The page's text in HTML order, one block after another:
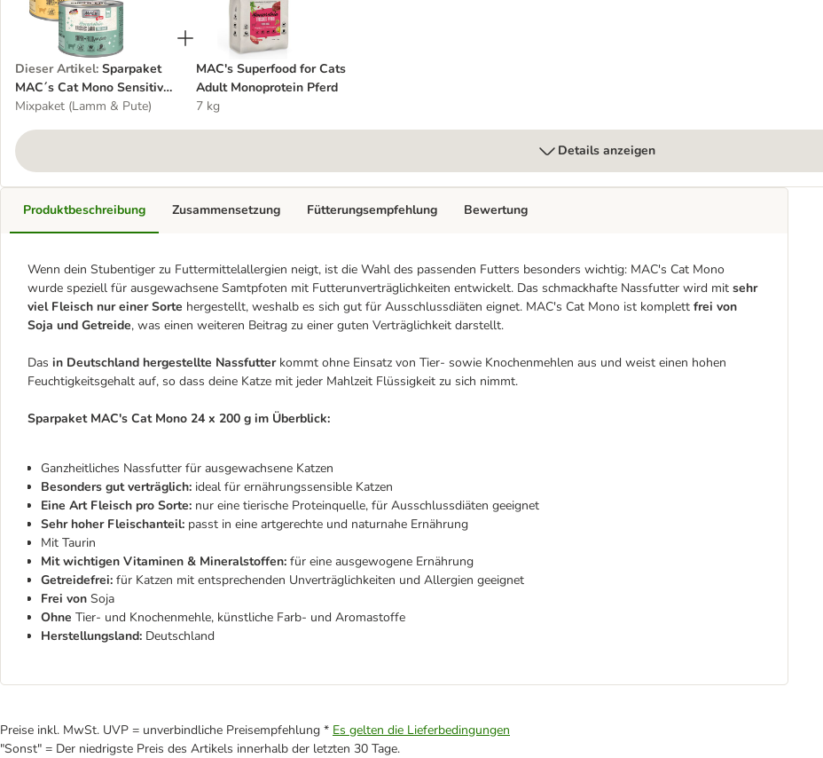
Dieser Artikel: Sparpaket
MAC´s Cat Mono Sensitive
24 x 200 g
Mixpaket (Lamm & Pute)
MAC's Superfood for Cats
Adult Monoprotein Pferd
7 kg
Details anzeigen
Produktbeschreibung
Wenn dein Stubentiger zu Futtermittelallergien neigt, ist die Wahl des passenden Futters besonders wichtig: MAC's Cat Mono
wurde speziell für ausgewachsene Samtpfoten mit Futterunverträglichkeiten entwickelt. Das schmackhafte Nassfutter wird mit sehr
viel Fleisch nur einer Sorte hergestellt, weshalb es sich gut für Ausschlussdiäten eignet. MAC's Cat Mono ist komplett frei von
Soja und Getreide, was einen weiteren Beitrag zu einer guten Verträglichkeit darstellt.
Das in Deutschland hergestellte Nassfutterkommt ohne Einsatz von Tier- sowie Knochenmehlen aus und weist einen hohen
Feuchtigkeitsgehalt auf, so dass deine Katze mit jeder Mahlzeit Flüssigkeit zu sich nimmt.
Sparpaket MAC's Cat Mono 24 x 200 g im Überblick:
Ganzheitliches Nassfutter für ausgewachsene Katzen
Besonders gut verträglich: ideal für ernährungssensible Katzen
Eine Art Fleisch pro Sorte: nur eine tierische Proteinquelle, für Ausschlussdiäten geeignet
Sehr hoher Fleischanteil: passt in eine artgerechte und naturnahe Ernährung
Mit Taurin
Mit wichtigen Vitaminen & Mineralstoffen: für eine ausgewogene Ernährung
Getreidefrei: für Katzen mit entsprechenden Unverträglichkeiten und Allergien geeignet
Frei von Soja
Ohne Tier- und Knochenmehle, künstliche Farb- und Aromastoffe
Herstellungsland: Deutschland
Zusammensetzung Fütterungsempfehlung Bewertung
Preise inkl. MwSt. UVP = unverbindliche Preisempfehlung * Es gelten die Lieferbedingungen
"Sonst" = Der niedrigste Preis des Artikels innerhalb der letzten 30 Tage.